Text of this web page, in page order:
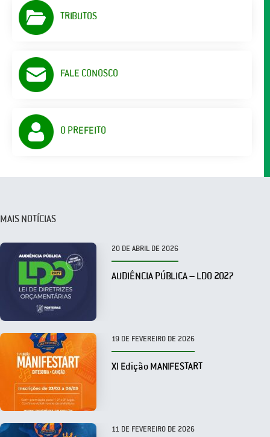
TRIBUTOS
FALE CONOSCO
O PREFEITO
MAIS NOTÍCIAS
20 DE ABRIL DE 2026
AUDIÊNCIA PÚBLICA – LDO 2027
19 DE FEVEREIRO DE 2026
XI Edição MANIFESTART
11 DE FEVEREIRO DE 2026